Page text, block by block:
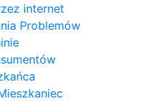
internet
Problemów